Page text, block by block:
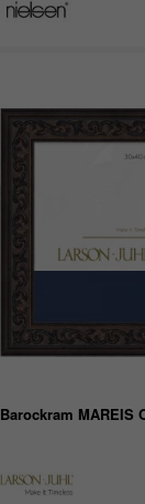
Barockram MAREIS